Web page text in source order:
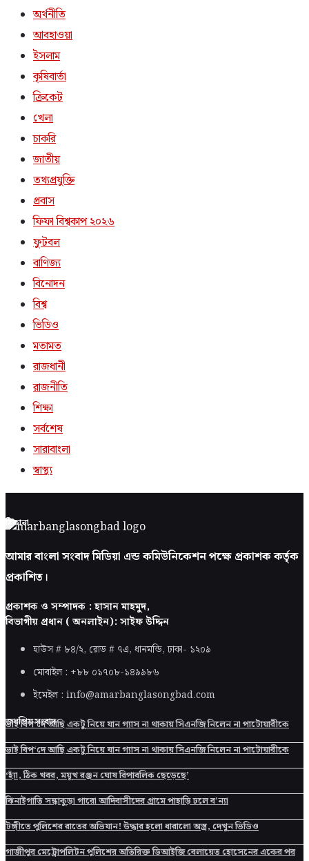
অর্থনীতি
আবহাওয়া
ইসলাম
কৃষিবার্তা
ক্রিকেট
খেলা
চাকরি
জাতীয়
তথ্যপ্রযুক্তি
প্রবাস
ফিফা বিশ্বকাপ ২০২৬
ফুটবল
বাণিজ্য
বিনোদন
বিশ্ব
ভিডিও
মতামত
রাজধানী
রাজনীতি
শিক্ষা
সর্বশেষ
সারাবাংলা
স্বাস্থ্য
ঠিকানা
আমার বাংলা সংবাদ মিডিয়া এন্ড কমিউনিকেশন পক্ষে প্রকাশক কর্তৃক
প্রকাশিত।
প্রকাশক ও সম্পাদক : হাসান মাহমুদ,
বিভাগীয় প্রধান ( অনলাইন): সাইফ উদ্দিন
হাউস # ৮৪/২, রোড # ৭এ, ধানমন্ডি, ঢাকা- ১২০৯
মোবাইল : +৮৮ ০১৭০৮-১৪৯৯৮৬
ইমেইল : info@amarbanglasongbad.com
জনপ্রিয় সংবাদ
ভাই বিপ‘দে আছি একটু নিয়ে যান গ্যাস না থাকায় সিএনজি নিলেন না পাটোয়ারীকে
ভাই বিপ‘দে আছি একটু নিয়ে যান গ্যাস না থাকায় সিএনজি নিলেন না পাটোয়ারীকে
‘হ্যাঁ, ঠিক খবর, ময়ূখ রঞ্জন ঘোষ রিপাবলিক ছেড়েছে’
ঝিনাইগাতি সন্ধাকুড়া গারো আদিবাসীদের গ্রামে পাহাড়ি ঢলে ব’ন্যা
টঙ্গীতে পুলিশের রাতের অভিযান! উদ্ধার হলো ধারালো অস্ত্র, দেখুন ভিডিও
গাজীপুর মেট্রোপলিটন পুলিশের অতিরিক্ত ডিআইজি বেলায়েত হোসেনের একের পর